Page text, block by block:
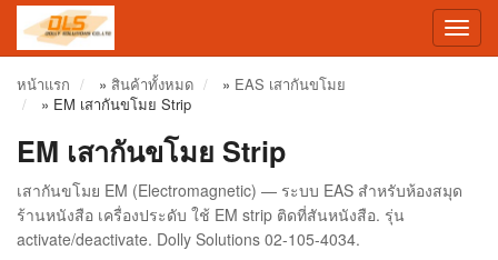
หน้าแรก » สินค้าทั้งหมด » EAS เสากันขโมย
» EM เสากันขโมย Strip
EM เสากันขโมย Strip
เสากันขโมย EM (Electromagnetic) — ระบบ EAS สำหรับห้องสมุด
ร้านหนังสือ เครื่องประดับ ใช้ EM strip ติดที่สันหนังสือ. รุ่น
activate/deactivate. Dolly Solutions 02-105-4034.